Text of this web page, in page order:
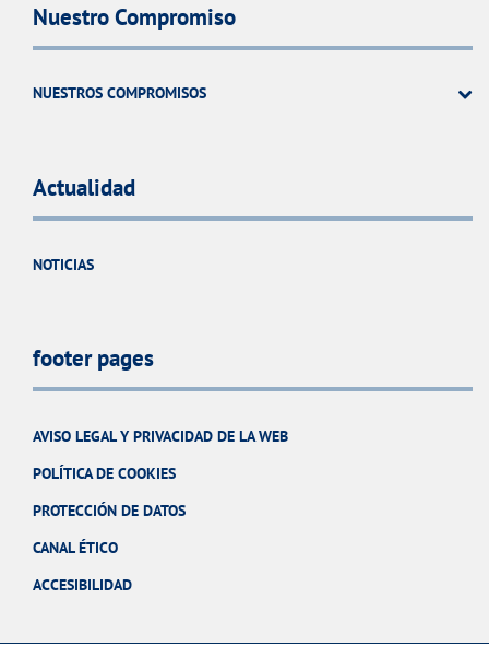
Nuestro Compromiso
NUESTROS COMPROMISOS
Actualidad
NOTICIAS
footer pages
AVISO LEGAL Y PRIVACIDAD DE LA WEB
POLÍTICA DE COOKIES
PROTECCIÓN DE DATOS
CANAL ÉTICO
ACCESIBILIDAD